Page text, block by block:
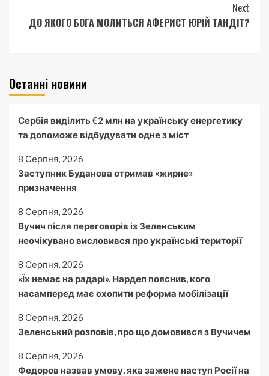
Next
ДО ЯКОГО БОГА МОЛИТЬСЯ АФЕРИСТ ЮРІЙ ТАНДІТ?
Останні новини
Сербія виділить €2 млн на українську енергетику
та допоможе відбудувати одне з міст
8 Серпня, 2026
Заступник Буданова отримав «жирне»
призначення
8 Серпня, 2026
Вучич після переговорів із Зеленським
неочікувано висловився про українські території
8 Серпня, 2026
«Їх немає на радарі». Нардеп пояснив, кого
насамперед має охопити реформа мобілізації
8 Серпня, 2026
Зеленський розповів, про що домовився з Вучичем
8 Серпня, 2026
Федоров назвав умову, яка зажене наступ Росії на